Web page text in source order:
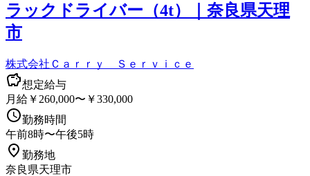
ラックドライバー（4t）｜奈良県天理
市
株式会社Ｃａｒｒｙ Ｓｅｒｖｉｃｅ
想定給与
月給￥260,000〜￥330,000
勤務時間
午前8時〜午後5時
勤務地
奈良県天理市